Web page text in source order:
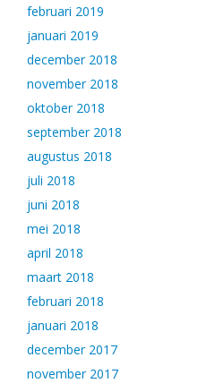
februari 2019
januari 2019
december 2018
november 2018
oktober 2018
september 2018
augustus 2018
juli 2018
juni 2018
mei 2018
april 2018
maart 2018
februari 2018
januari 2018
december 2017
november 2017